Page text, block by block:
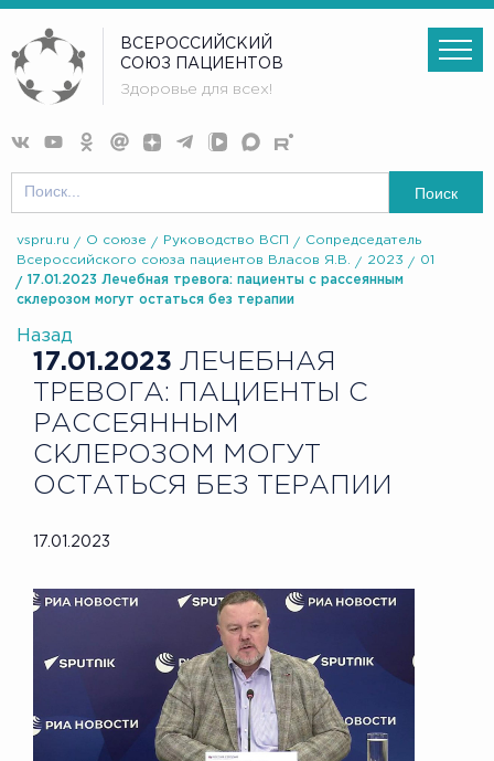
ВСЕРОССИЙСКИЙ
СОЮЗ ПАЦИЕНТОВ
Здоровье для всех!
Поиск
vspru.ru О союзе Руководство ВСП
Сопредседатель
Всероссийского союза пациентов Власов Я.В.
2023
01
17.01.2023 Лечебная тревога: пациенты с рассеянным
склерозом могут остаться без терапии
Назад
17.01.2023 ЛЕЧЕБНАЯ
ТРЕВОГА: ПАЦИЕНТЫ С
РАССЕЯННЫМ
СКЛЕРОЗОМ МОГУТ
ОСТАТЬСЯ БЕЗ ТЕРАПИИ
17.01.2023